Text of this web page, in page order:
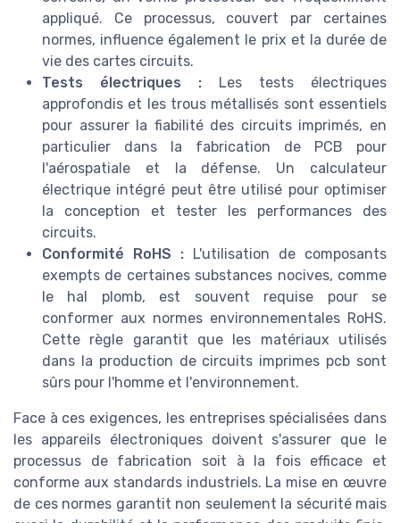
appliqué. Ce processus, couvert par certaines
normes, influence également le prix et la durée de
vie des cartes circuits.
Tests électriques : Les tests électriques
approfondis et les trous métallisés sont essentiels
pour assurer la fiabilité des circuits imprimés, en
particulier dans la fabrication de PCB pour
l'aérospatiale et la défense. Un calculateur
électrique intégré peut être utilisé pour optimiser
la conception et tester les performances des
circuits.
Conformité RoHS : L'utilisation de composants
exempts de certaines substances nocives, comme
le hal plomb, est souvent requise pour se
conformer aux normes environnementales RoHS.
Cette règle garantit que les matériaux utilisés
dans la production de circuits imprimes pcb sont
sûrs pour l'homme et l'environnement.
Face à ces exigences, les entreprises spécialisées dans
les appareils électroniques doivent s'assurer que le
processus de fabrication soit à la fois efficace et
conforme aux standards industriels. La mise en œuvre
de ces normes garantit non seulement la sécurité mais